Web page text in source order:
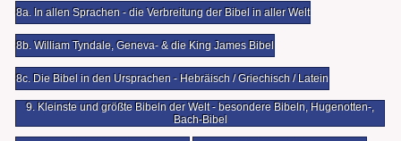
8a. In allen Sprachen - die Verbreitung der Bibel in aller Welt
8b. William Tyndale, Geneva- & die King James Bibel
8c. Die Bibel in den Ursprachen - Hebräisch / Griechisch / Latein
9. Kleinste und größte Bibeln der Welt - besondere Bibeln, Hugenotten-,
Bach-Bibel